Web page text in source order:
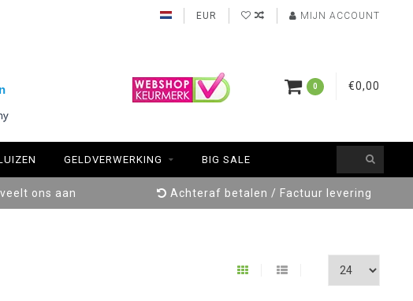
EUR MIJN ACCOUNT
0 €0,00
GELDVERWERKING BIG SALE
ons aan Achteraf betalen / Factuur levering